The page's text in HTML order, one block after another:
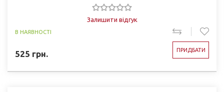
Залишити відгук
В НАЯВНОСТІ
525 грн. ПРИДБАТИ